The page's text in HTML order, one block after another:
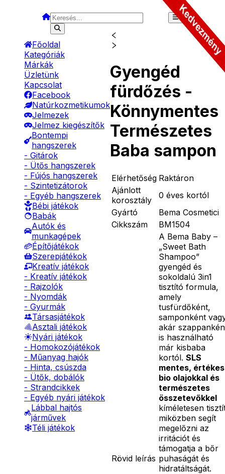
Főoldal
Kategóriák
Márkák
Üzletünk
Kapcsolat
Facebook
Natúrkozmetikumok
Jelmezek
Jelmez kiegészítők
Bontempi
hangszerek
- Gitárok
- Ütős hangszerek
- Fújós hangszerek
- Szintetizátorok
- Egyéb hangszerek
Bébi játékok
Babák
Autók és
munkagépek
Építőjátékok
Szerepjátékok
Kreatív játékok
- Kreatív játékok
- Rajzolók
- Nyomdák
- Gyurmák
Társasjátékok
Asztali játékok
Nyári játékok
- Homokozójátékok
- Műanyag hajók
- Hinta, csúszda
- Ütők, dobálók
- Strandcikkek
- Egyéb nyári játékok
Lábbal hajtós
járművek
Téli játékok
Gyengéd
fürdőzés -
Könnymentes
Természetes
Baba sampon
Elérhetőség Raktáron
Ajánlott
korosztály
0 éves kortól
Gyártó
Bema Cosmetici
Cikkszám
BM1504
Rövid leírás
A Bema Baby –
„Sweet Bath
Shampoo”
gyengéd és
sokoldalú 3in1
tisztító formula,
amely
tusfürdőként,
samponként
akár
is használható
már kisbaba
kortól. SLS
mentes, értékes
bio olajokkal és
természetes
összetevőkkel
kíméletesen
miközben segít
megelőzni az
irritációt és
támogatja a bőr
puhaságát és
hidratáltságát.